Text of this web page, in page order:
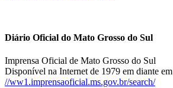
Diário Oficial do Mato Grosso do Sul
Imprensa Oficial de Mato Grosso do Sul
Disponível na Internet de 1979 em diante em
//ww1.imprensaoficial.ms.gov.br/search/